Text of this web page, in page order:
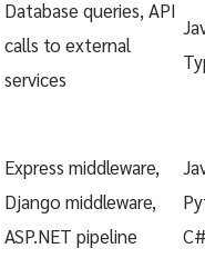
Database queries, API
calls to external
services
Express middleware,
Django middleware,
ASP.NET pipeline